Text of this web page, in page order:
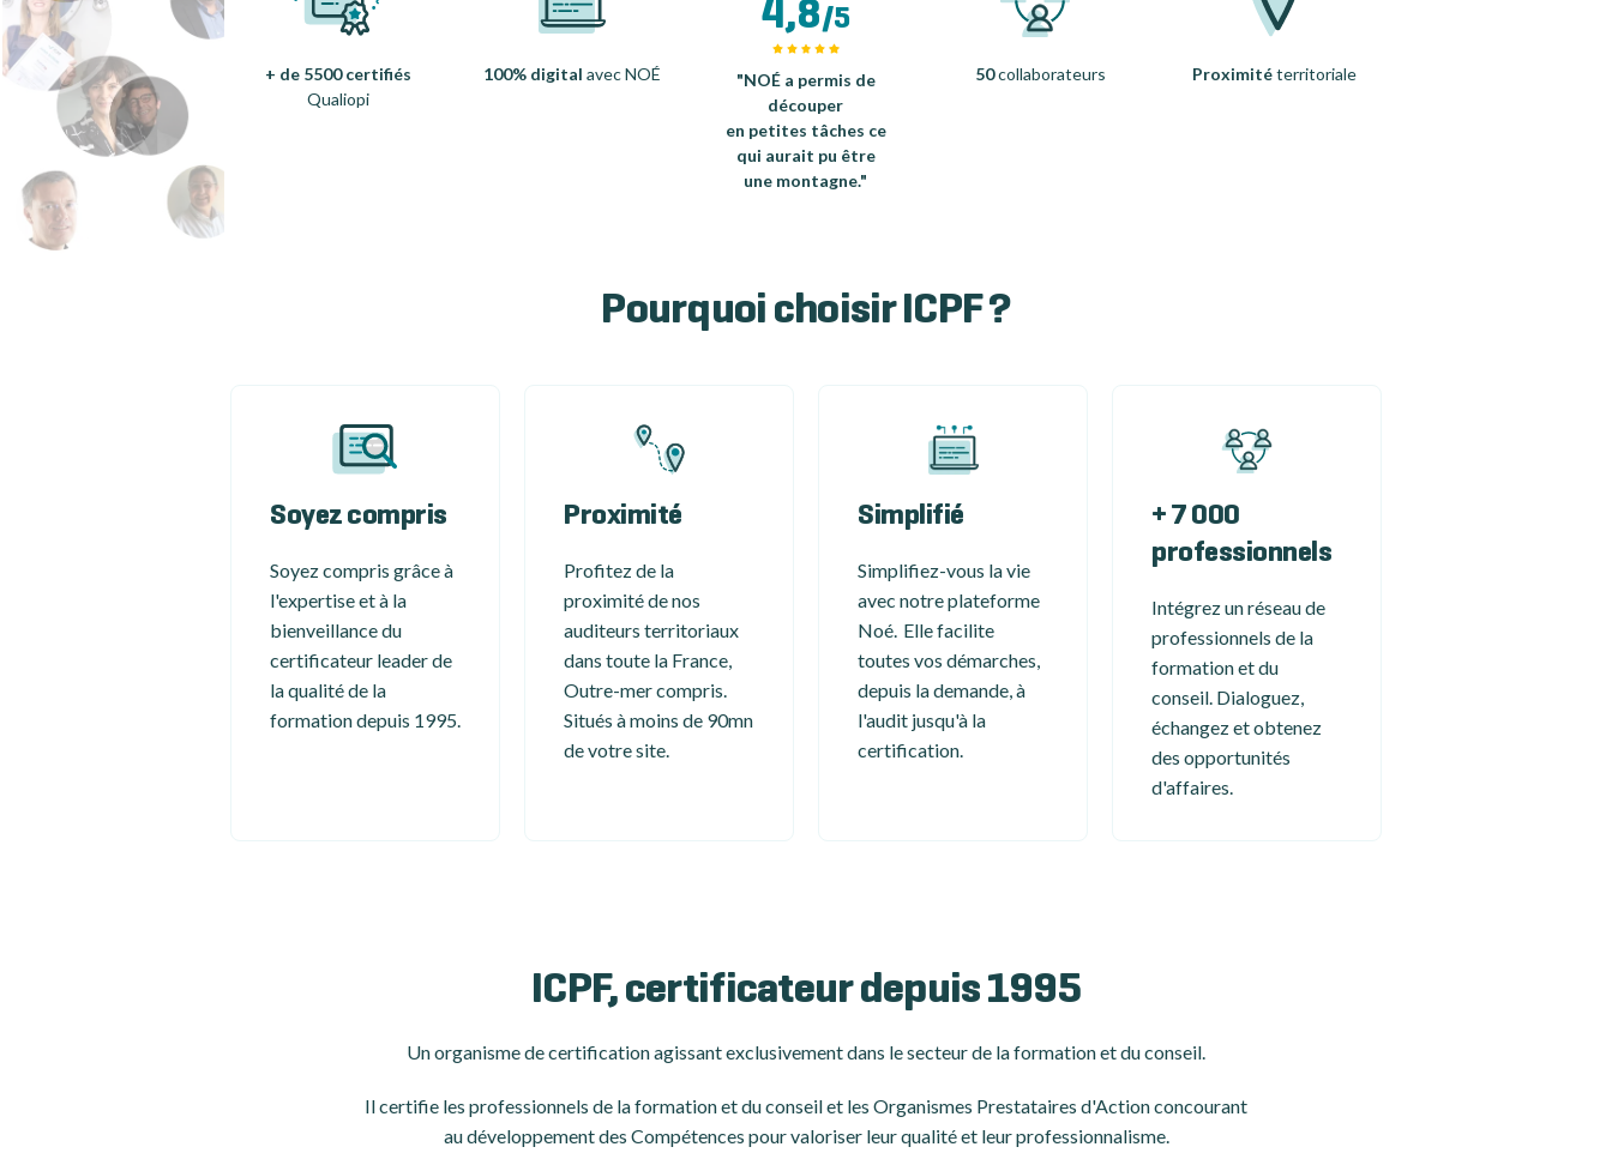
+ de 5500 certifiés
Qualiopi
100% digital avec NOÉ
4,8/5
"NOÉ a permis de
découper
en petites tâches ce
qui aurait pu être
une montagne."
50collaborateurs Proximitéterritoriale
Pourquoi choisir ICPF ?
Soyez compris
Soyez compris grâce à
l'expertise et à la
bienveillance du
certificateur leader de
la qualité de la
formation depuis 1995.
Proximité
Profitez de la
proximité de nos
auditeurs territoriaux
dans toute la France,
Outre-mer compris.
Situés à moins de 90mn
de votre site.
Simplifié
Simplifiez-vous la vie
avec notre plateforme
Noé. Elle facilite
toutes vos démarches,
depuis la demande, à
l'audit jusqu'à la
certification.
+ 7 000
professionnels
Intégrez un réseau de
professionnels de la
formation et du
conseil. Dialoguez,
échangez et obtenez
des opportunités
d'affaires.
ICPF, certificateur depuis 1995
Un organisme de certificationagissant exclusivement dans le secteur de la formation et du conseil.
Il certifie les professionnels de la formation et du conseil et les Organismes Prestataires d'Action concourant
au développement des Compétences pour valoriser leur qualité et leur professionnalisme.